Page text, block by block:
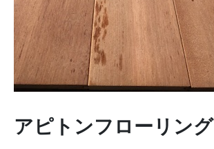
アピトンフローリング